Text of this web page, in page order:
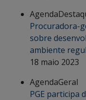
Agenda
Procuradora-
sobre
ambiente
18 maio 2023
AgendaGeral
PGE participa